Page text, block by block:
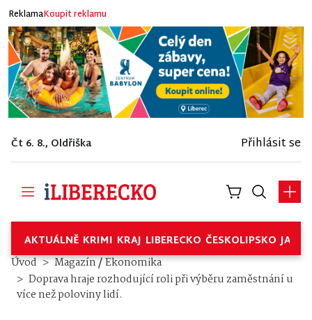
ReklamaKoupit reklamu
Čt 6. 8., Oldřiška Přihlásit se
AKTUÁLNĚ KRIMI KRAJ LIBERECKO ČESKOLIPSKO
Úvod Magazín/Ekonomika
Doprava hraje rozhodující roli při výběru zaměstnání u
více než poloviny lidí.